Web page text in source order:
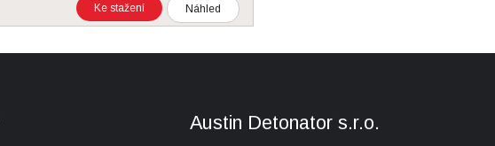
Náhled
Ke stažení
Austin Detonator s.r.o.